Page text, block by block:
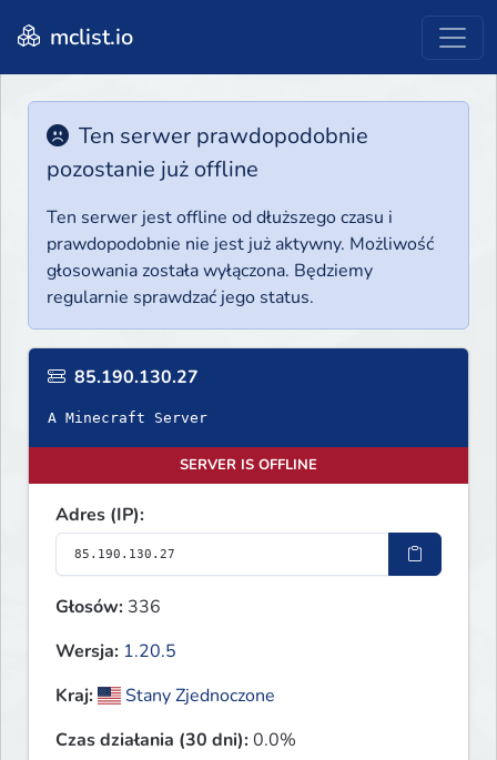
mclist.io
Ten serwer prawdopodobnie
pozostanie już offline
Ten serwer jest offline od dłuższego czasu i
prawdopodobnie nie jest już aktywny. Możliwość
głosowania została wyłączona. Będziemy
regularnie sprawdzać jego status.
85.190.130.27
A Minecraft Server
SERVER IS OFFLINE
Adres (IP):
Głosów: 336
Wersja: 1.20.5
Kraj:
Stany Zjednoczone
Czas działania (30 dni):0.0%